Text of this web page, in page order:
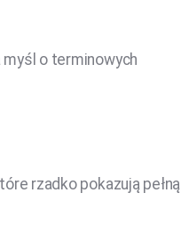
myśl o terminowych
rzadko pokazują pełną